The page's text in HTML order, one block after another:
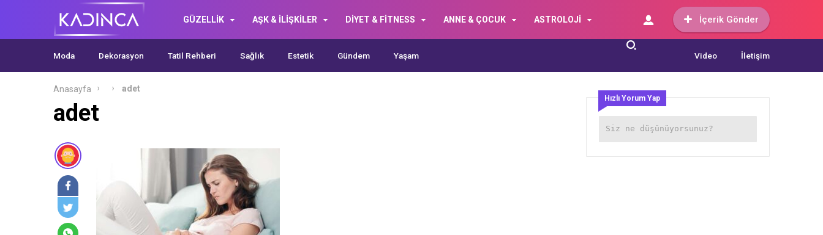
GÜZELLİK AŞK & İLİŞKİLER DİYET & FİTNESS ANNE & ÇOCUK ASTROLOJİ İçerik Gönder
Moda Dekorasyon Tatil Rehberi Sağlık Estetik Gündem Yaşam Video İletişim
Anasayfa adet
adet
Hızlı Yorum Yap